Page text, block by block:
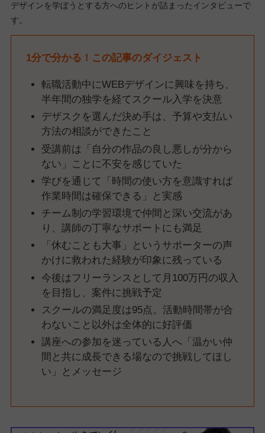
デザインを学ぼうとする方へのヒントが詰まったインタビューで
す。
1分で分かる！この記事のダイジェスト
転職活動中にWEBデザインに興味を持ち、
半年間の独学を経てスクール入学を決意
デザスクを選んだ決め手は、予算や支払い
方法の相談ができたこと
受講前は「自分の作品の良し悪しが分から
ない」ことに不安を感じていた
学びを通じて「時間の使い方を意識すれば
作業時間は確保できる」と実感
チーム制の学習環境で仲間と深い交流があ
り、講師の丁寧なサポートにも満足
「休むことも大事」というサポーターの声
かけに救われた経験が印象に残っている
今後はフリーランスとして月100万円の収入
を目指し、案件に挑戦予定
スクールの満足度は95点。活動時間帯が合
わないこと以外は全体的に好評価
講座への参加を迷っている人へ「温かい仲
間と共に成長できる場なので挑戦してほし
い」とメッセージ